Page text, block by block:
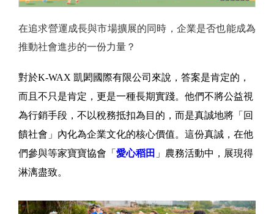
在追求營運成長與市場擴展的同時，企業是否也能成為
推動社會進步的一份力量？
對於K-WAX 凱閎國際有限公司來說，答案是肯定的，
而且不只是肯定，更是一種長期實踐。他們不將公益視
為行銷手段，不以稅務抵扣為目的，而是真誠地將「回
饋社會」內化為企業文化的核心價值。這份真誠，在他
們參與等家寶寶協會「 愛心稻田 」農務活動中，展現得
淋漓盡致。